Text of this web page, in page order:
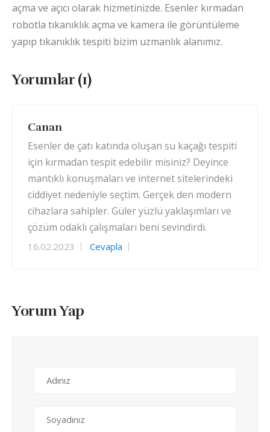
açma ve açıcı olarak hizmetinizde. Esenler kırmadan
robotla tıkanıklık açma ve kamera ile görüntüleme
yapıp tıkanıklık tespiti bizim uzmanlık alanımız.
Yorumlar (1)
Canan
Esenler de çatı katında oluşan su kaçağı tespiti
için kırmadan tespit edebilir misiniz? Deyince
mantıklı konuşmaları ve internet sitelerindeki
ciddiyet nedeniyle seçtim. Gerçek den modern
cihazlara sahipler. Güler yüzlü yaklaşımları ve
çözüm odaklı çalışmaları beni sevindirdi.
16.02.2023 Cevapla
Yorum Yap